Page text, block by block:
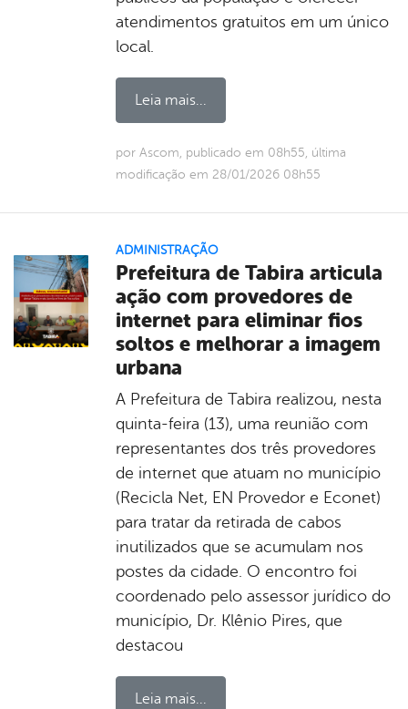
atendimentos gratuitos em um único
local.
Leia mais...
por Ascom, publicado em 08h55, última
modificação em 28/01/2026 08h55
ADMINISTRAÇÃO
Prefeitura de Tabira articula
ação com provedores de
internet para eliminar fios
soltos e melhorar a imagem
urbana
A Prefeitura de Tabira realizou, nesta
quinta-feira (13), uma reunião com
representantes dos três provedores
de internet que atuam no município
(Recicla Net, EN Provedor e Econet)
para tratar da retirada de cabos
inutilizados que se acumulam nos
postes da cidade. O encontro foi
coordenado pelo assessor jurídico do
município, Dr. Klênio Pires, que
destacou
Leia mais...